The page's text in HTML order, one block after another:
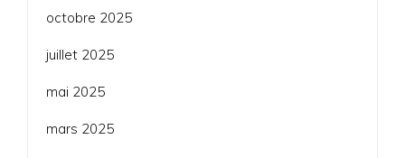
octobre 2025
juillet 2025
mai 2025
mars 2025